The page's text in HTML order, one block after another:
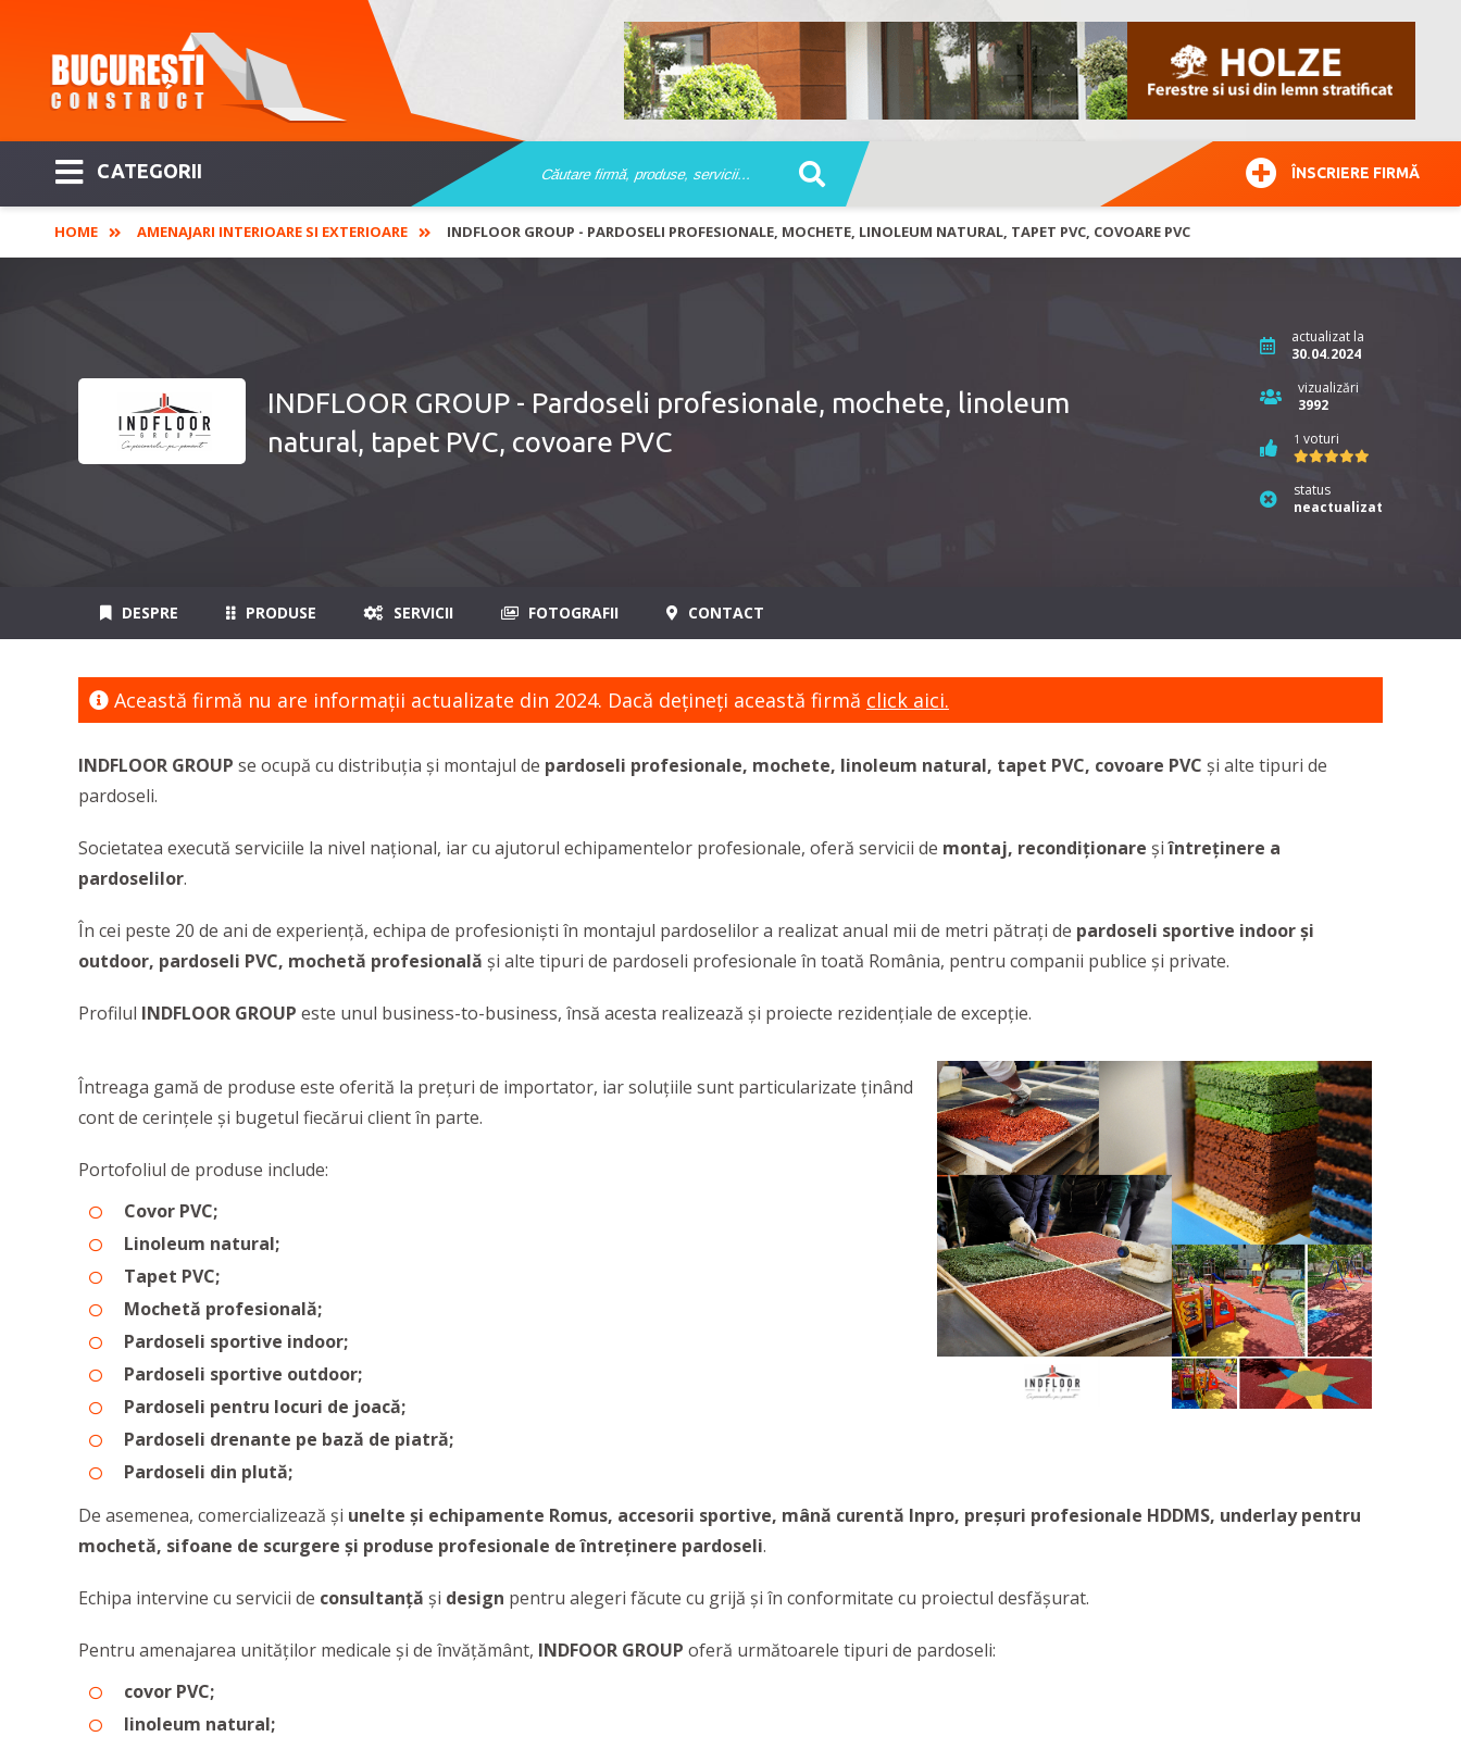
CATEGORII ÎNSCRIERE FIRMĂ
HOME AMENAJARI INTERIOARE SI EXTERIOARE INDFLOOR GROUP - PARDOSELI PROFESIONALE, MOCHETE, LINOLEUM NATURAL, TAPET PVC, COVOARE PVC
INDFLOOR GROUP - Pardoseli profesionale, mochete, linoleum
natural, tapet PVC, covoare PVC
actualizat la
30.04.2024
vizualizări
3992
1 voturi
status
neactualizat
DESPRE PRODUSE SERVICII FOTOGRAFII CONTACT
Această firmă nu are informaţii actualizate din 2024. Dacă dețineți această firmă click aici.
INDFLOOR GROUP se ocupă cu distribuția și montajul de pardoseli profesionale, mochete, linoleum natural, tapet PVC, covoare PVC și alte tipuri de
pardoseli.
Societatea execută serviciile la nivel național, iar cu ajutorul echipamentelor profesionale, oferă servicii de montaj, recondiționare șiîntreținere a
pardoselilor.
În cei peste 20 de ani de experiență, echipa de profesioniști în montajul pardoselilor a realizat anual mii de metri pătrați de pardoseli sportive indoor și
outdoor, pardoseli PVC, mochetă profesională și alte tipuri de pardoseli profesionale în toată România, pentru companii publice și private.
Profilul INDFLOOR GROUP este unul business-to-business, însă acesta realizează și proiecte rezidențiale de excepție.
Întreaga gamă de produse este oferită la prețuri de importator, iar soluțiile sunt particularizate ținând
cont de cerințele și bugetul fiecărui client în parte.
Portofoliul de produse include:
Covor PVC;
Linoleum natural;
Tapet PVC;
Mochetă profesională;
Pardoseli sportive indoor;
Pardoseli sportive outdoor;
Pardoseli pentru locuri de joacă;
Pardoseli drenante pe bază de piatră;
Pardoseli din plută;
De asemenea, comercializează și unelte și echipamente Romus, accesorii sportive, mână curentă Inpro, preșuri profesionale HDDMS, underlay pentru
mochetă, sifoane de scurgere și produse profesionale de întreținere pardoseli.
Echipa intervine cu servicii de consultanță și design pentru alegeri făcute cu grijă și în conformitate cu proiectul desfășurat.
Pentru amenajarea unităților medicale și de învățământ, INDFOOR GROUP oferă următoarele tipuri de pardoseli:
covor PVC;
linoleum natural;